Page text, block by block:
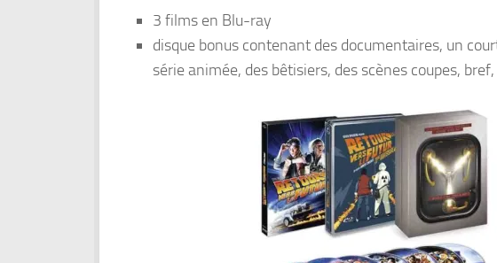
3 films en Blu-ray
disque bonus contenant des documentaires, un
série animée, des bêtisiers, des scènes coupes,